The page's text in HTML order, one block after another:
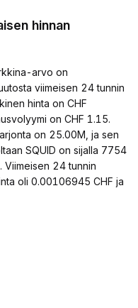
hinnan
arvo on
viimeisen 24 tunnin
hinta on CHF
on CHF 1.15.
on 25.00M, ja sen
SQUID on sijalla 7754
24 tunnin
oli 0.00106945 CHF ja